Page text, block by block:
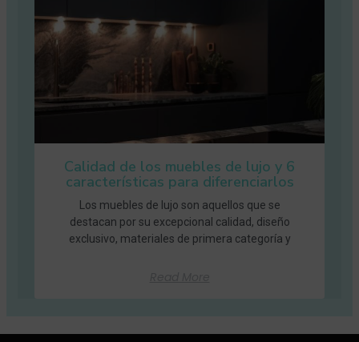
Calidad de los muebles de lujo y 6
características para diferenciarlos
Los muebles de lujo son aquellos que se
destacan por su excepcional calidad, diseño
exclusivo, materiales de primera categoría y